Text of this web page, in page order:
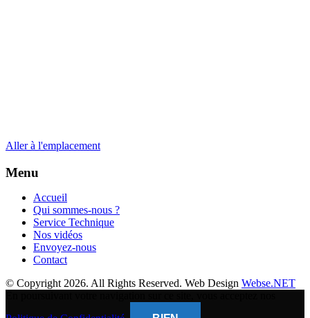
Aller à l'emplacement
Menu
Accueil
Qui sommes-nous ?
Service Technique
Nos vidéos
Envoyez-nous
Contact
© Copyright 2026. All Rights Reserved. Web Design Webse.NET